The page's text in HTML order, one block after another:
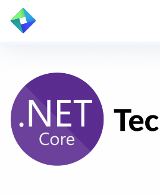
LEISTUNGEN
BRANCHEN
REFERENZEN
Alle